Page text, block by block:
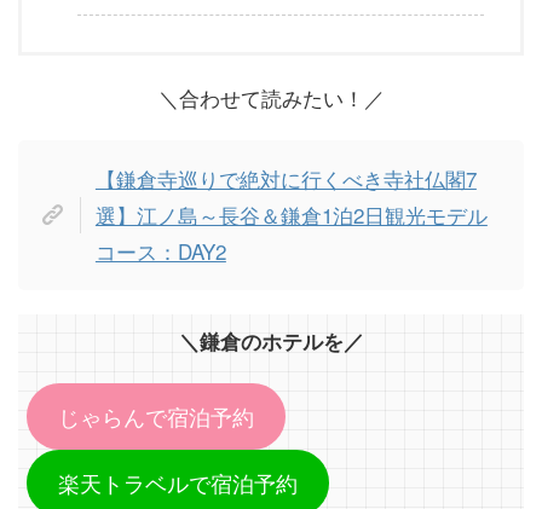
＼合わせて読みたい！／
【鎌倉寺巡りで絶対に行くべき寺社仏閣7
選】江ノ島～長谷＆鎌倉1泊2日観光モデル
コース：DAY2
＼鎌倉のホテルを／
じゃらんで宿泊予約
楽天トラベルで宿泊予約